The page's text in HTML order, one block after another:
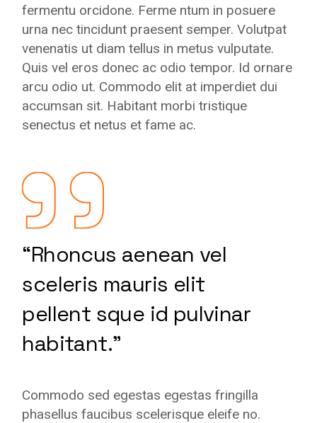
fermentu orcidone. Ferme ntum in posuere
urna nec tincidunt praesent semper. Volutpat
venenatis ut diam tellus in metus vulputate.
Quis vel eros donec ac odio tempor. Id ornare
arcu odio ut. Commodo elit at imperdiet dui
accumsan sit. Habitant morbi tristique
senectus et netus et fame ac.
“Rhoncus aenean vel
sceleris mauris elit
pellent sque id pulvinar
habitant.”
Commodo sed egestas egestas fringilla
phasellus faucibus scelerisque eleife no.